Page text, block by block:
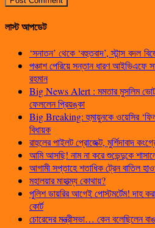
লাস্ট আপডেট
‘সনাতন’ থেকে ‘বহুতবাদ’, স্টান্স বদল
পঞ্চাশ পেরিয়ে সন্তান ধারণ
রহমান
Big News Alert : মমতার মুসলিম
ফেললেন প্রিয়ঙ্কা
Big Breaking: হুমায়ুনকে ওয়েসির
বিধায়ক
রাহুলের পাইলট প্রোজেক্ট, মুর্শিদাবাদ
আমি আসছি! নাম না করে শুভেন্দুকে
আগামী সপ্তাহে শতাধিক ট্রেন বাতিল
মহালয়ার মাহাত্ম্য কোথায়?
পুলিশ ডায়রির আগেই পোস্টমর্টেম! দাহ
কোর্ট
চোরেদের মন্ত্রীসভা… কেন বলেছিলেন